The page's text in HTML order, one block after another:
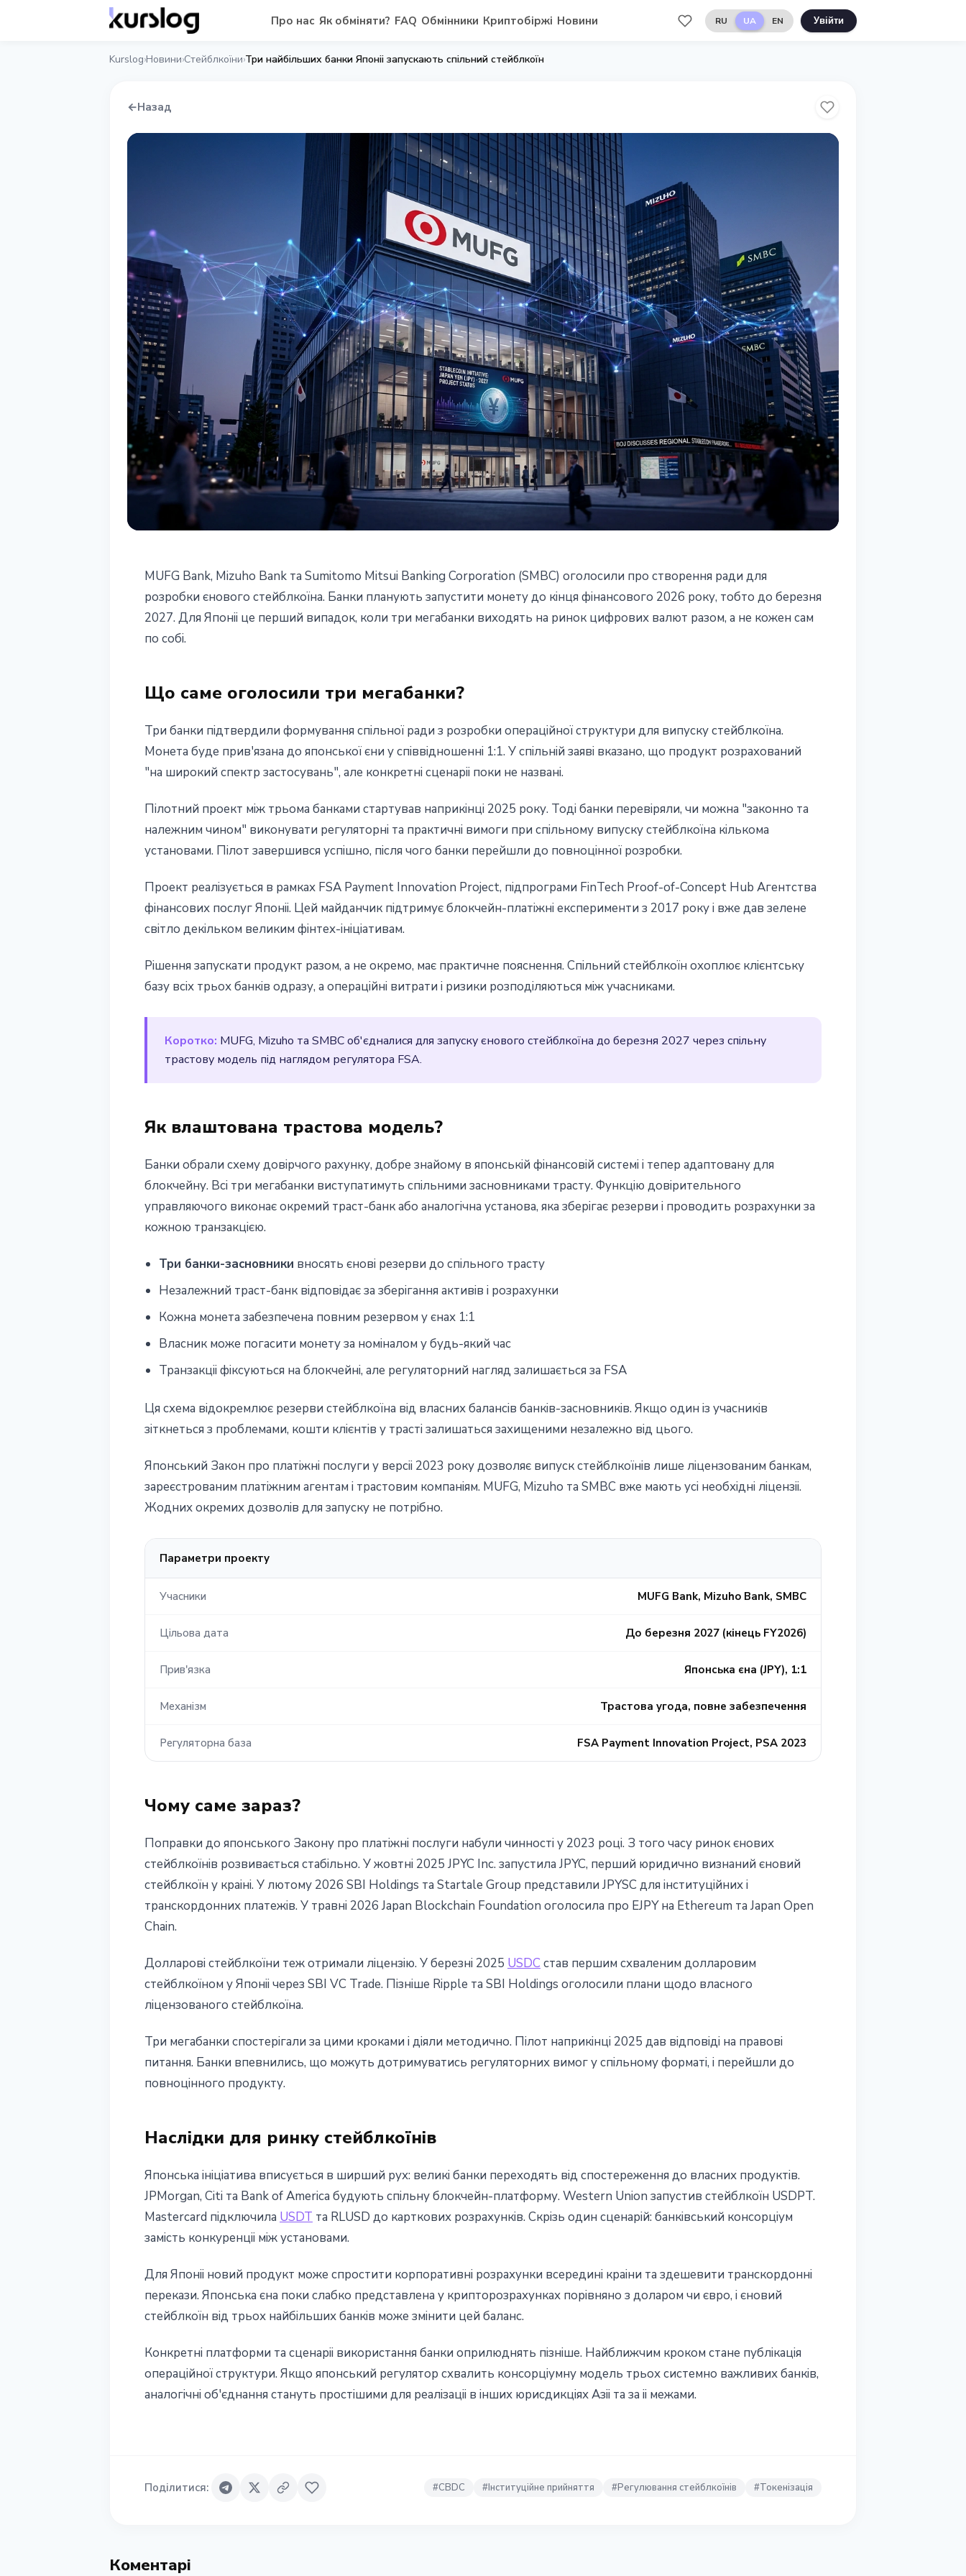
Про нас Як обміняти? FAQ Обмінники Криптобіржі Новини RU UA EN Увійти
Kurslog›Новини›Стейблкоїни›Три найбiльших банки Японii запускають спiльний стейблкоїн
←Назад
Три найбiльших банки Японii об'єдналися
для спiльного стейблкоїна: MUFG, Mizuho та
10 червня 2026 р.3 хв читання
MUFG Bank, Mizuho Bank та Sumitomo Mitsui Banking Corporation (SMBC) оголосили про створення ради для
розробки єнового стейблкоїна. Банки планують запустити монету до кiнця фiнансового 2026 року, тобто до березня
2027. Для Японii це перший випадок, коли три мегабанки виходять на ринок цифрових валют разом, а не кожен сам
по собi.
Що саме оголосили три мегабанки?
Три банки пiдтвердили формування спiльної ради з розробки операцiйної структури для випуску стейблкоїна.
Монета буде прив'язана до японської єни у спiввiдношеннi 1:1. У спiльнiй заявi вказано, що продукт розрахований
"на широкий спектр застосувань", але конкретнi сценарii поки не названi.
Пiлотний проект мiж трьома банками стартував наприкiнцi 2025 року. Тодi банки перевiряли, чи можна "законно та
належним чином" виконувати регуляторнi та практичнi вимоги при спiльному випуску стейблкоїна кiлькома
установами. Пiлот завершився успiшно, пiсля чого банки перейшли до повноцiнної розробки.
Проект реалiзується в рамках FSA Payment Innovation Project, пiдпрограми FinTech Proof-of-Concept Hub Агентства
фiнансових послуг Японii. Цей майданчик пiдтримує блокчейн-платiжнi експерименти з 2017 року i вже дав зелене
свiтло декiльком великим фiнтех-iнiцiативам.
Рiшення запускати продукт разом, а не окремо, має практичне пояснення. Спiльний стейблкоїн охоплює клiєнтську
базу всiх трьох банкiв одразу, а операцiйнi витрати i ризики розподiляються мiж учасниками.
Коротко: MUFG, Mizuho та SMBC об'єдналися для запуску єнового стейблкоїна до березня 2027 через спiльну
трастову модель пiд наглядом регулятора FSA.
Як влаштована трастова модель?
Банки обрали схему довiрчого рахунку, добре знайому в японськiй фiнансовiй системi i тепер адаптовану для
блокчейну. Всi три мегабанки виступатимуть спiльними засновниками трасту. Функцiю довiрительного
управляючого виконає окремий траст-банк або аналогiчна установа, яка зберiгає резерви i проводить розрахунки за
кожною транзакцiєю.
Три банки-засновники вносять єновi резерви до спiльного трасту
Незалежний траст-банк вiдповiдає за зберiгання активiв i розрахунки
Кожна монета забезпечена повним резервом у єнах 1:1
Власник може погасити монету за номiналом у будь-який час
Транзакцii фiксуються на блокчейнi, але регуляторний нагляд залишається за FSA
Ця схема вiдокремлює резерви стейблкоїна вiд власних балансiв банкiв-засновникiв. Якщо один iз учасникiв
зiткнеться з проблемами, кошти клiєнтiв у трастi залишаться захищеними незалежно вiд цього.
Японський Закон про платiжнi послуги у версii 2023 року дозволяє випуск стейблкоїнiв лише лiцензованим банкам,
зареєстрованим платiжним агентам i трастовим компанiям. MUFG, Mizuho та SMBC вже мають усi необхiднi лiцензii.
Жодних окремих дозволiв для запуску не потрiбно.
Параметри проекту
Учасники MUFG Bank, Mizuho Bank, SMBC
Цiльова дата До березня 2027 (кiнець FY2026)
Прив'язка Японська єна (JPY), 1:1
Механiзм Трастова угода, повне забезпечення
Регуляторна база FSA Payment Innovation Project, PSA 2023
Чому саме зараз?
Поправки до японського Закону про платiжнi послуги набули чинностi у 2023 роцi. З того часу ринок єнових
стейблкоїнiв розвивається стабiльно. У жовтнi 2025 JPYC Inc. запустила JPYC, перший юридично визнаний єновий
стейблкоїн у краiнi. У лютому 2026 SBI Holdings та Startale Group представили JPYSC для iнституцiйних i
транскордонних платежiв. У травнi 2026 Japan Blockchain Foundation оголосила про EJPY на Ethereum та Japan Open
Chain.
Долларовi стейблкоїни теж отримали лiцензiю. У березнi 2025 USDC став першим схваленим долларовим
стейблкоїном у Японii через SBI VC Trade. Пiзнiше Ripple та SBI Holdings оголосили плани щодо власного
лiцензованого стейблкоїна.
Три мегабанки спостерiгали за цими кроками i дiяли методично. Пiлот наприкiнцi 2025 дав вiдповiдi на правовi
питання. Банки впевнились, що можуть дотримуватись регуляторних вимог у спiльному форматi, i перейшли до
повноцiнного продукту.
Наслідки для ринку стейблкоїнiв
Японська iнiцiатива вписується в ширший рух: великi банки переходять вiд спостереження до власних продуктiв.
JPMorgan, Citi та Bank of America будують спiльну блокчейн-платформу. Western Union запустив стейблкоїн USDPT.
Mastercard пiдключила USDT та RLUSD до карткових розрахункiв. Скрiзь один сценарiй: банкiвський консорцiум
замiсть конкуренцii мiж установами.
Для Японii новий продукт може спростити корпоративнi розрахунки всерединi краiни та здешевити транскордоннi
перекази. Японська єна поки слабко представлена у крипторозрахунках порiвняно з доларом чи євро, i єновий
стейблкоїн вiд трьох найбiльших банкiв може змiнити цей баланс.
Конкретнi платформи та сценарii використання банки оприлюднять пiзнiше. Найближчим кроком стане публiкацiя
операцiйної структури. Якщо японський регулятор схвалить консорцiумну модель трьох системно важливих банкiв,
аналогiчнi об'єднання стануть простiшими для реалiзацii в iнших юрисдикцiях Азii та за ii межами.
Поділитися: #CBDC #Інституційне прийняття #Регулювання стейблкоїнів #Токенізація
Коментарі